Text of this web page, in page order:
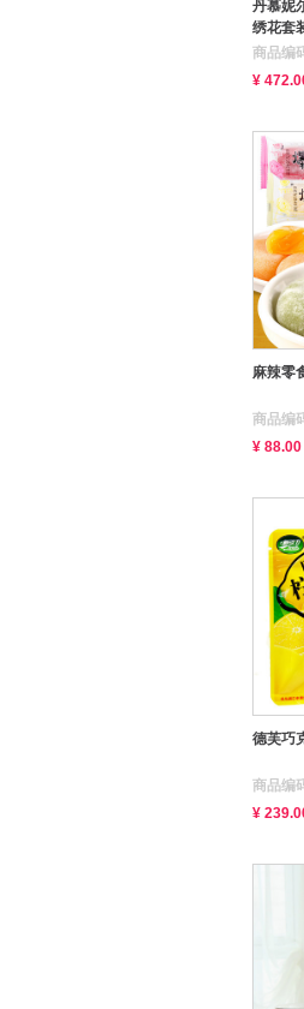
丹慕妮
绣花套
商品编
¥
麻辣零
商品编
¥ 88.00
德芙巧
商品编
¥